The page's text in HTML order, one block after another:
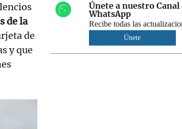
de la
de
y que
Únete a nuestro Canal
WhatsApp
Recibe todas las
Únete